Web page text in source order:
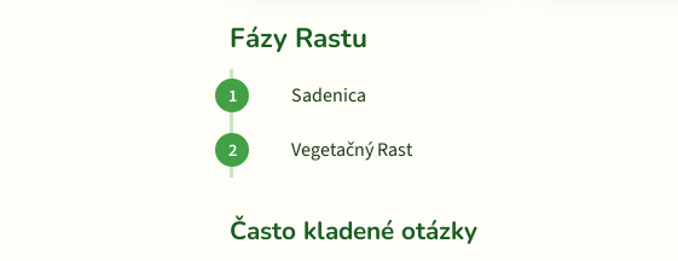
Fázy Rastu
Sadenica
Vegetačný Rast
Často kladené otázky